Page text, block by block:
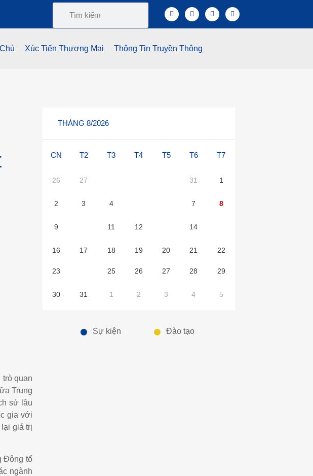
Xúc Tiến Thương Mại Thông Tin Truyền Thông
trò quan
Trung
sử lâu
gia với
giá trị
Đông tổ
ngành
THÁNG 8/2026
CN T2 T3 T4 T5 T6 T7
26 27 31 1
2 3 4 7 8
9 11 12 14
16 17 18 19 20 21 22
23 25 26 27 28 29
30 31 1 2 3 4 5
Sự kiện Đào tạo